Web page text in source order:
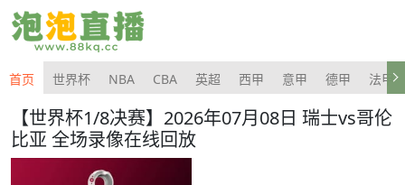
首页 世界杯 NBA CBA 英超 西甲 意甲 德甲 法甲
【世界杯1/8决赛】2026年07月08日 瑞士vs哥伦
比亚 全场录像在线回放